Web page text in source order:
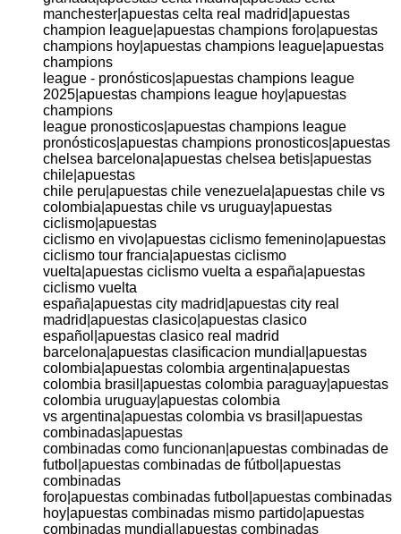
manchester|apuestas celta real madrid|apuestas
champion league|apuestas champions foro|apuestas
champions hoy|apuestas champions league|apuestas
champions
league - pronósticos|apuestas champions league
2025|apuestas champions league hoy|apuestas
champions
league pronosticos|apuestas champions league
pronósticos|apuestas champions pronosticos|apuestas
chelsea barcelona|apuestas chelsea betis|apuestas
chile|apuestas
chile peru|apuestas chile venezuela|apuestas chile vs
colombia|apuestas chile vs uruguay|apuestas
ciclismo|apuestas
ciclismo en vivo|apuestas ciclismo femenino|apuestas
ciclismo tour francia|apuestas ciclismo
vuelta|apuestas ciclismo vuelta a españa|apuestas
ciclismo vuelta
españa|apuestas city madrid|apuestas city real
madrid|apuestas clasico|apuestas clasico
español|apuestas clasico real madrid
barcelona|apuestas clasificacion mundial|apuestas
colombia|apuestas colombia argentina|apuestas
colombia brasil|apuestas colombia paraguay|apuestas
colombia uruguay|apuestas colombia
vs argentina|apuestas colombia vs brasil|apuestas
combinadas|apuestas
combinadas como funcionan|apuestas combinadas de
futbol|apuestas combinadas de fútbol|apuestas
combinadas
foro|apuestas combinadas futbol|apuestas combinadas
hoy|apuestas combinadas mismo partido|apuestas
combinadas mundial|apuestas combinadas